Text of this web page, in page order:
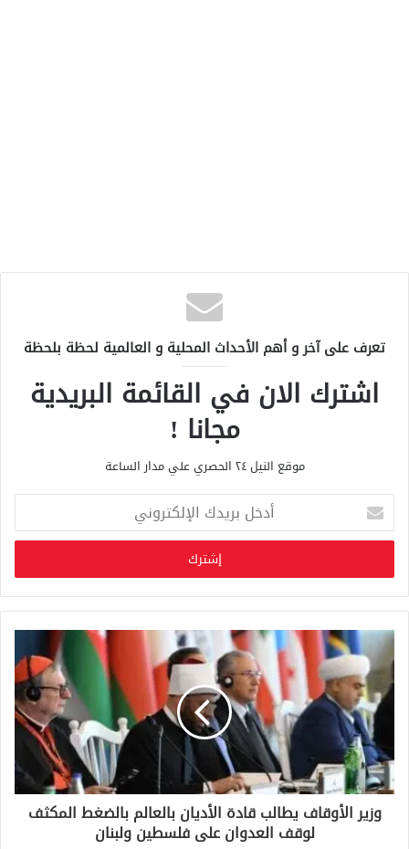
تعرف على آخر و أهم الأحداث المحلية و العالمية لحظة بلحظة
اشترك الان في القائمة البريدية
مجانا !
موقع النيل ٢٤ الحصري علي مدار الساعة
خ
ب
ر
ي
د
ك
ا
ك
ت
ر
وزير الأوقاف يطالب قادة الأديان بالعالم بالضغط المكثف
لوقف العدوان على فلسطين ولبنان